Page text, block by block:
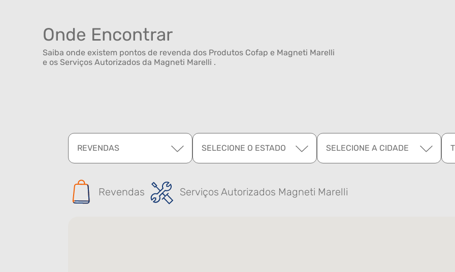
Onde Encontrar
Saiba onde existem pontos de revenda dos Produtos Cofap e Magneti Marelli
e os Serviços Autorizados da Magneti Marelli .
REVENDAS SELECIONE O ESTADO SELECIONE A CIDADE
Revendas Serviços Autorizados Magneti Marelli